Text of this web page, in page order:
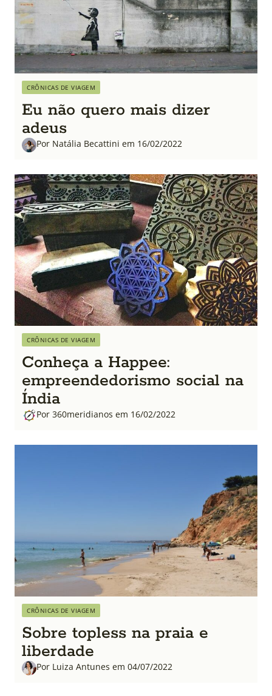
CRÔNICAS DE VIAGEM
Eu não quero mais dizer
adeus
Por Natália Becattini em 16/02/2022
CRÔNICAS DE VIAGEM
Conheça a Happee:
empreendedorismo social na
Índia
Por 360meridianos em 16/02/2022
CRÔNICAS DE VIAGEM
Sobre topless na praia e
liberdade
Por Luiza Antunes em 04/07/2022